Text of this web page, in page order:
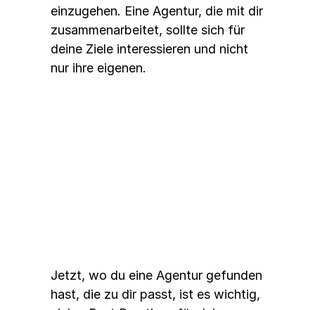
einzugehen. Eine Agentur, die mit dir
zusammenarbeitet, sollte sich für
deine Ziele interessieren und nicht
nur ihre eigenen.
Jetzt, wo du eine Agentur gefunden
hast, die zu dir passt, ist es wichtig,